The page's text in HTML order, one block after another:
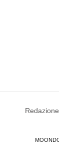
Redazione